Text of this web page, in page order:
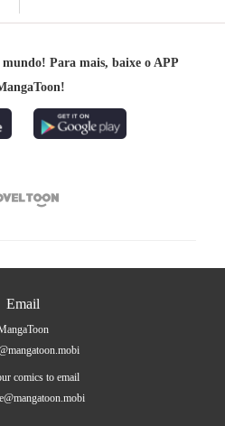
Para mais, baixe o APP
Email
comics to email